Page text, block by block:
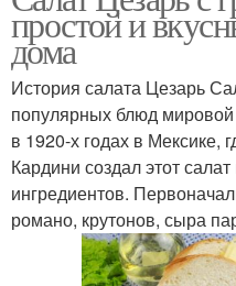
простой и
дома
История салата Цезарь
популярных блюд мировой
в 1920-х годах в Мексике,
Кардини создал этот
ингредиентов.
романо, крутонов, сыра